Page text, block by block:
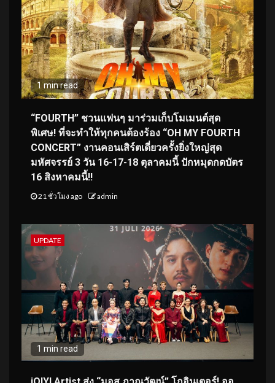
1 min read
“FOURTH” ชวนแฟนๆ มาร่วมเก็บโมเมนต์สุด
พิเศษ! ที่จะทำให้ทุกคนต้องร้อง “OH MY FOURTH
CONCERT” งานคอนเสิร์ตเดี่ยวครั้งยิ่งใหญ่สุด
มหัศจรรย์ 3 วัน 16-17-18 ตุลาคมนี้ ปักหมุดกดบัตร
16 สิงหาคมนี้!!
21 ชั่วโมง ago admin
UPDATE
1 min read